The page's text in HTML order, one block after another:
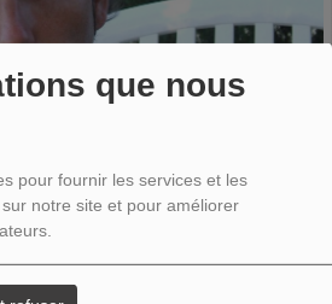
que nous
pour fournir les services et les
notre site et pour améliorer
livre La jonction(éd. Nous).